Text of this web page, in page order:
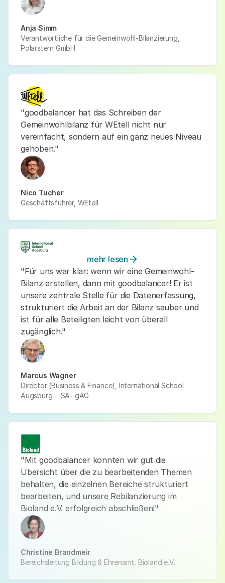
Anja Simm
Verantwortliche für die Gemeinwohl-Bilanzierung,
Polarstern GmbH
"goodbalancer hat das Schreiben der
Gemeinwohlbilanz für WEtell nicht nur
vereinfacht, sondern auf ein ganz neues Niveau
gehoben."
Nico Tucher
Geschäftsführer, WEtell
mehr lesen
"Für uns war klar: wenn wir eine Gemeinwohl-
Bilanz erstellen, dann mit goodbalancer! Er ist
unsere zentrale Stelle für die Datenerfassung,
strukturiert die Arbeit an der Bilanz sauber und
ist für alle Beteiligten leicht von überall
zugänglich."
Marcus Wagner
Director (Business & Finance), International School
Augsburg - ISA- gAG
"Mit goodbalancer konnten wir gut die
Übersicht über die zu bearbeitenden Themen
behalten, die einzelnen Bereiche strukturiert
bearbeiten, und unsere Rebilanzierung im
Bioland e.V. erfolgreich abschließen!"
Christine Brandmeir
Bereichsleitung Bildung & Ehrenamt, Bioland e.V.